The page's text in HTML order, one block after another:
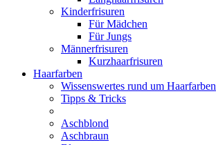
Kinderfrisuren
Für Mädchen
Für Jungs
Männerfrisuren
Kurzhaarfrisuren
Haarfarben
Wissenswertes rund um Haarfarben
Tipps & Tricks
Aschblond
Aschbraun